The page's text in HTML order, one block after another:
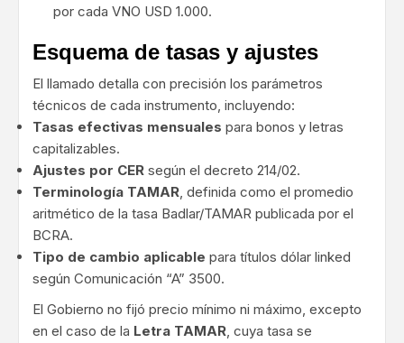
por cada VNO USD 1.000.
Esquema de tasas y ajustes
El llamado detalla con precisión los parámetros
técnicos de cada instrumento, incluyendo:
Tasas efectivas mensuales para bonos y letras
capitalizables.
Ajustes por CER según el decreto 214/02.
Terminología TAMAR, definida como el promedio
aritmético de la tasa Badlar/TAMAR publicada por el
BCRA.
Tipo de cambio aplicable para títulos dólar linked
según Comunicación “A” 3500.
El Gobierno no fijó precio mínimo ni máximo, excepto
en el caso de la Letra TAMAR, cuya tasa se